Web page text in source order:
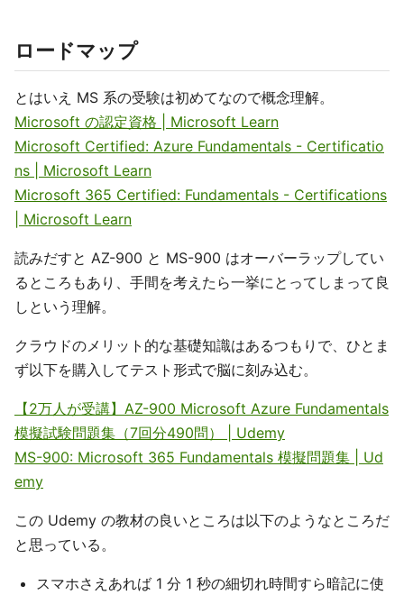
ロードマップ
とはいえ MS 系の受験は初めてなので概念理解。
Microsoft の認定資格 | Microsoft Learn
Microsoft Certified: Azure Fundamentals - Certificatio
ns | Microsoft Learn
Microsoft 365 Certified: Fundamentals - Certifications
| Microsoft Learn
読みだすと AZ-900 と MS-900 はオーバーラップしてい
るところもあり、手間を考えたら一挙にとってしまって良
しという理解。
クラウドのメリット的な基礎知識はあるつもりで、ひとま
ず以下を購入してテスト形式で脳に刻み込む。
【2万人が受講】AZ-900 Microsoft Azure Fundamentals
模擬試験問題集（7回分490問） | Udemy
MS-900: Microsoft 365 Fundamentals 模擬問題集 | Ud
emy
この Udemy の教材の良いところは以下のようなところだ
と思っている。
スマホさえあれば 1 分 1 秒の細切れ時間すら暗記に使